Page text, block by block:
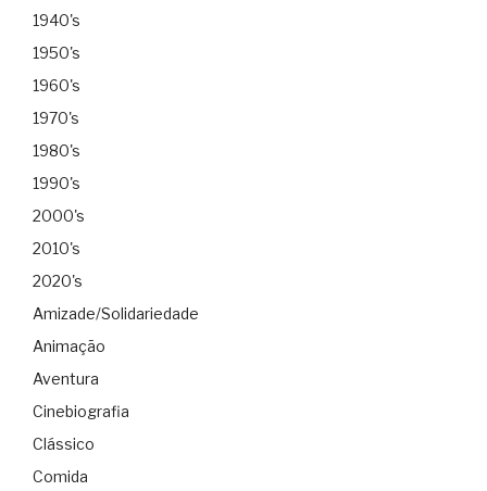
1940's
1950's
1960's
1970's
1980's
1990's
2000's
2010's
2020's
Amizade/Solidariedade
Animação
Aventura
Cinebiografia
Clássico
Comida